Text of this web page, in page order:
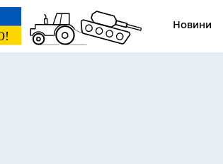
Новини